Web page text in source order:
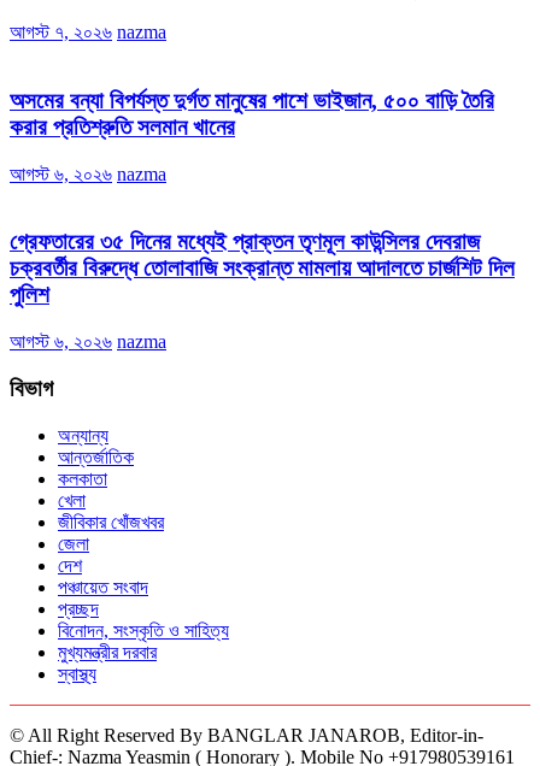
আগস্ট ৭, ২০২৬ nazma
অসমের বন্যা বিপর্যস্ত দুর্গত মানুষের পাশে ভাইজান, ৫০০ বাড়ি তৈরি
করার প্রতিশ্রুতি সলমান খানের
আগস্ট ৬, ২০২৬ nazma
গ্রেফতারের ৩৫ দিনের মধ্যেই প্রাক্তন তৃণমূল কাউন্সিলর দেবরাজ
চক্রবর্তীর বিরুদ্ধে তোলাবাজি সংক্রান্ত মামলায় আদালতে চার্জশিট দিল
পুলিশ
আগস্ট ৬, ২০২৬ nazma
বিভাগ
অন্যান্য
আন্তর্জাতিক
কলকাতা
খেলা
জীবিকার খোঁজখবর
জেলা
দেশ
পঞ্চায়েত সংবাদ
প্রচ্ছদ
বিনোদন, সংস্কৃতি ও সাহিত্য
মুখ্যমন্ত্রীর দরবার
স্বাস্থ্য
© All Right Reserved By BANGLAR JANAROB, Editor-in-
Chief-: Nazma Yeasmin ( Honorary ). Mobile No +917980539161